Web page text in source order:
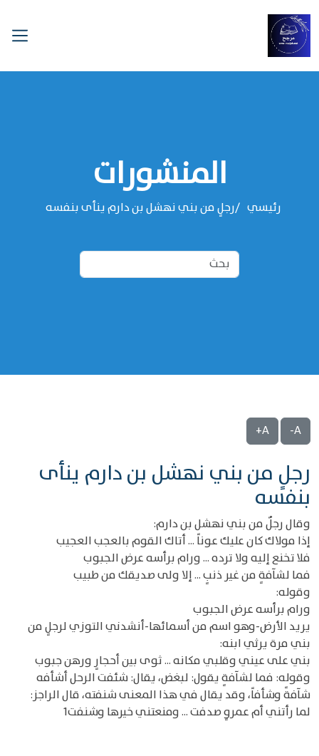
المنشورات
رئيسي رجلٍ من بني نهشل بن دارم ينأى بنفسه
A-
A+
رجلٍ من بني نهشل بن دارم ينأى
بنفسه
وقال رجلٌ من بني نهشل بن دارم:
إذا مولاك كان عليك عوناً ... أتاك القوم بالعجب العجيب
فلا تخنع إليه ولا ترده ... ورام برأسه عرض الجبوب
فما لشآفةٍ من غير ذنبٍ ... إلا ولى صديقك من طبيب
وقوله:
ورام برأسه عرض الجبوب
يريد الأرض-وهو اسم من أسمائها-أنشدني التوزي لرجلٍ من
بني مرة يرثي ابنه:
بني على عيني وقلبي مكانه ... ثوى بين أحجارٍ ورهن جبوب
وقوله: فما لشآفةٍ يقول: لبغض، يقال: شئفت الرحل أشأفه
شآفةً وشأفاً، وقد يقال في هذا المعنى شنفته، قال الراجز:
لما رأتني أم عمروٍ صدفت ... ومنعتني خيرها وشنفت1